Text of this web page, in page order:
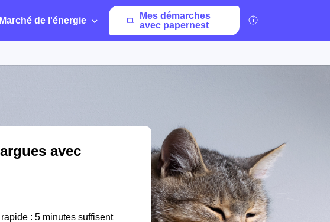
Marché de l'énergie
Mes démarches
avec papernest